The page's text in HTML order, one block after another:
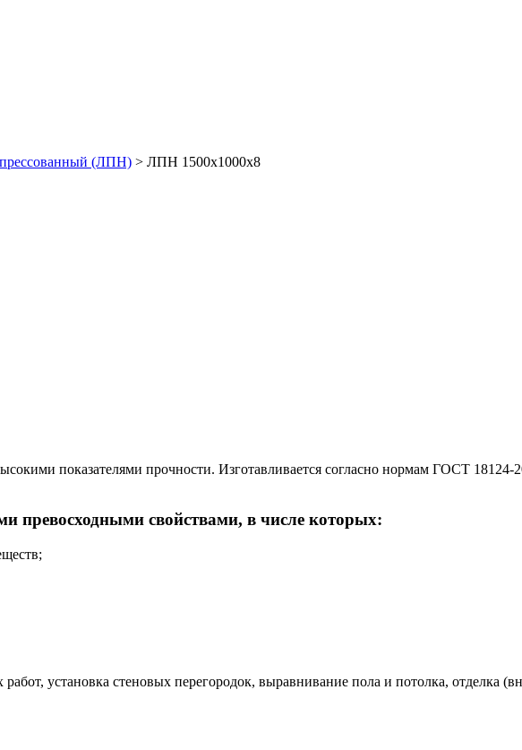
(ЛПН) > ЛПН 1500х1000х8
показателями прочности. Изготавливается согласно нормам ГОСТ 18124-
превосходными свойствами, в числе которых:
установка стеновых перегородок, выравнивание пола и потолка, отделка